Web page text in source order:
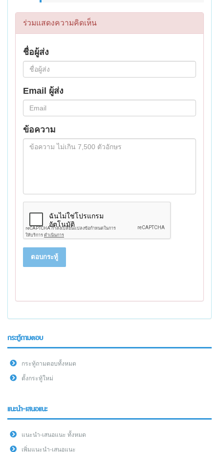
ร่วมแสดงความคิดเห็น
ชื่อผู้ส่ง
Email ผู้ส่ง
ข้อความ
ตอบกระทู้
กระทู้ถามตอบ
กระทู้ถามตอบทั้งหมด
ตั้งกระทู้ใหม่
แนะนำ-เสนอแนะ
แนะนำ-เสนอแนะ ทั้งหมด
เพิ่มแนะนำ-เสนอแนะ